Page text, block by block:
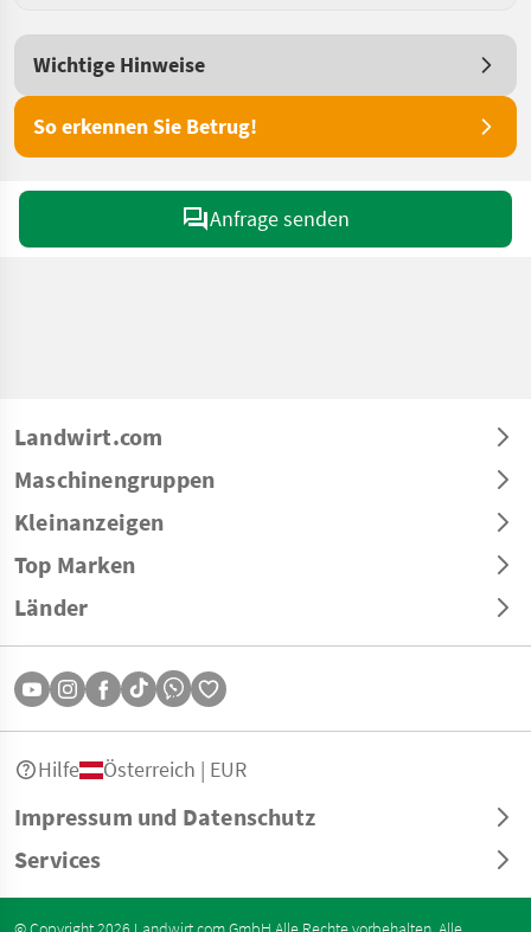
Wichtige Hinweise
So erkennen Sie Betrug!
Anfrage senden
Landwirt.com
Maschinengruppen
Kleinanzeigen
Top Marken
Länder
Impressum und Datenschutz
Services
Hilfe Österreich | EUR